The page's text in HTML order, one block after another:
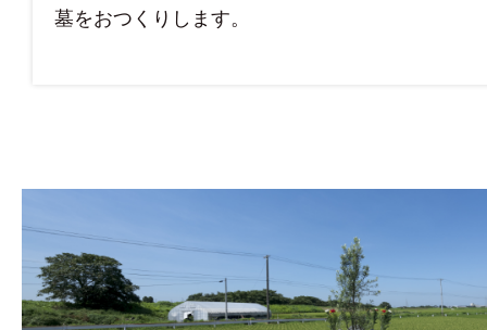
墓をおつくりします。